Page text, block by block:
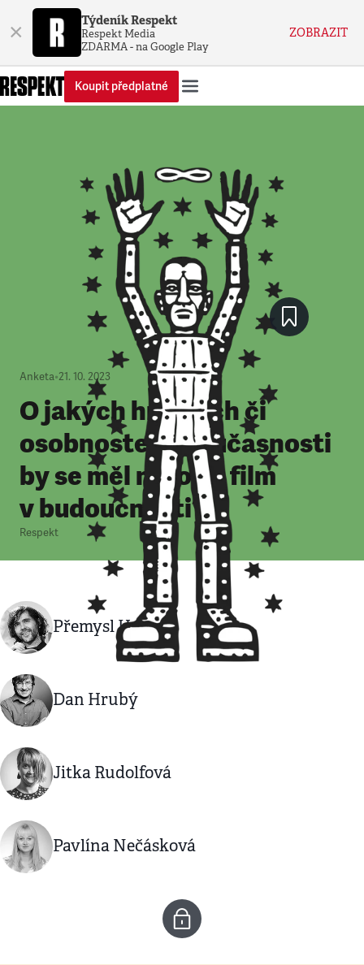
× Týdeník Respekt
Respekt Media
ZDARMA - na Google Play
ZOBRAZIT
Koupit předplatné
Anketa•21. 10. 2023
O jakých hrdinech či
osobnostech současnosti
by se měl natočit film
v budoucnosti?
Respekt
Přemysl Houda
Dan Hrubý
Jitka Rudolfová
Pavlína Nečásková